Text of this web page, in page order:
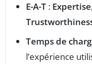
E-A-T : Expertise,
Temps de
l’expérience